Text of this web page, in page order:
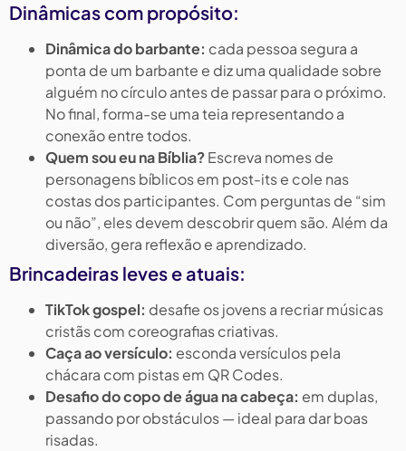
Dinâmicas com propósito:
Dinâmica do barbante: cada pessoa segura a
ponta de um barbante e diz uma qualidade sobre
alguém no círculo antes de passar para o próximo.
No final, forma-se uma teia representando a
conexão entre todos.
Quem sou eu na Bíblia?Escreva nomes de
personagens bíblicos em post-its e cole nas
costas dos participantes. Com perguntas de “sim
ou não”, eles devem descobrir quem são. Além da
diversão, gera reflexão e aprendizado.
Brincadeiras leves e atuais:
TikTok gospel: desafie os jovens a recriar músicas
cristãs com coreografias criativas.
Caça ao versículo: esconda versículos pela
chácara com pistas em QR Codes.
Desafio do copo de água na cabeça: em duplas,
passando por obstáculos — ideal para dar boas
risadas.